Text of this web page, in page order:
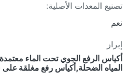
المعدات الأصلية:
الضحلة,أكياس رفع مغلقة على